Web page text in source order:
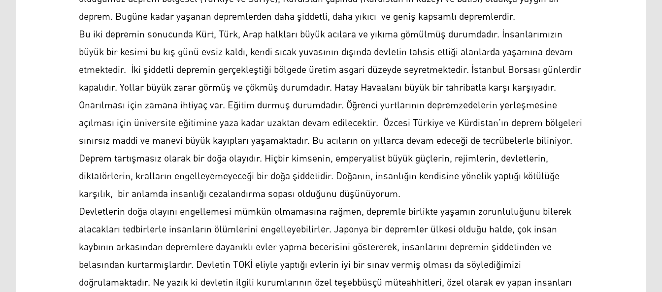
deprem. Bugüne kadar yaşanan depremlerden daha şiddetli, daha yıkıcı ve geniş kapsamlı depremlerdir.
Bu iki depremin sonucunda Kürt, Türk, Arap halkları büyük acılara ve yıkıma gömülmüş durumdadır. İnsanlarımızın
büyük bir kesimi bu kış günü evsiz kaldı, kendi sıcak yuvasının dışında devletin tahsis ettiği alanlarda yaşamına devam
etmektedir. İki şiddetli depremin gerçekleştiği bölgede üretim asgari düzeyde seyretmektedir. İstanbul Borsası günlerdir
kapalıdır. Yollar büyük zarar görmüş ve çökmüş durumdadır. Hatay Havaalanı büyük bir tahribatla karşı karşıyadır.
Onarılması için zamana ihtiyaç var. Eğitim durmuş durumdadır. Öğrenci yurtlarının depremzedelerin yerleşmesine
açılması için üniversite eğitimine yaza kadar uzaktan devam edilecektir. Özcesi Türkiye ve Kürdistan’ın deprem bölgeleri
sınırsız maddi ve manevi büyük kayıpları yaşamaktadır. Bu acıların on yıllarca devam edeceği de tecrübelerle biliniyor.
Deprem tartışmasız olarak bir doğa olayıdır. Hiçbir kimsenin, emperyalist büyük güçlerin, rejimlerin, devletlerin,
diktatörlerin, kralların engelleyemeyeceği bir doğa şiddetidir. Doğanın, insanlığın kendisine yönelik yaptığı kötülüğe
karşılık, bir anlamda insanlığı cezalandırma sopası olduğunu düşünüyorum.
Devletlerin doğa olayını engellemesi mümkün olmamasına rağmen, depremle birlikte yaşamın zorunluluğunu bilerek
alacakları tedbirlerle insanların ölümlerini engelleyebilirler. Japonya bir depremler ülkesi olduğu halde, çok insan
kaybının arkasından depremlere dayanıklı evler yapma becerisini göstererek, insanlarını depremin şiddetinden ve
belasından kurtarmışlardır. Devletin TOKİ eliyle yaptığı evlerin iyi bir sınav vermiş olması da söylediğimizi
doğrulamaktadır. Ne yazık ki devletin ilgili kurumlarının özel teşebbüsçü müteahhitleri, özel olarak ev yapan insanları